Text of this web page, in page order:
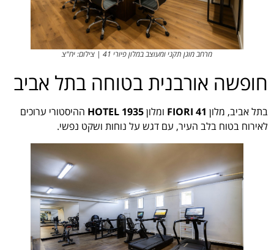
מרחב מוגן תקני ומעוצב במלון פיורי 41 | צילום: יח"צ
חופשה אורבנית בטוחה בתל אביב
בתל אביב, מלון FIORI 41 ומלוןHOTEL 1935 ההיסטורי ערוכים
לאירוח בטוח בלב העיר, עם דגש על נוחות ושקט נפשי.